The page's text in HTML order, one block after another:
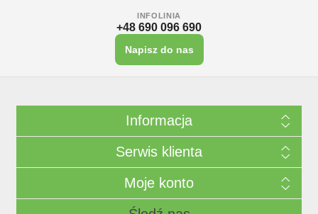
INFOLINIA
+48 690 096 690
Napisz do nas
Informacja
Serwis klienta
Moje konto